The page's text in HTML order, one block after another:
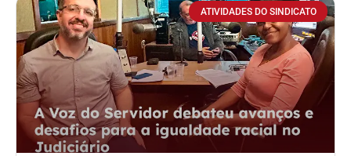
ATIVIDADES DO SINDICATO